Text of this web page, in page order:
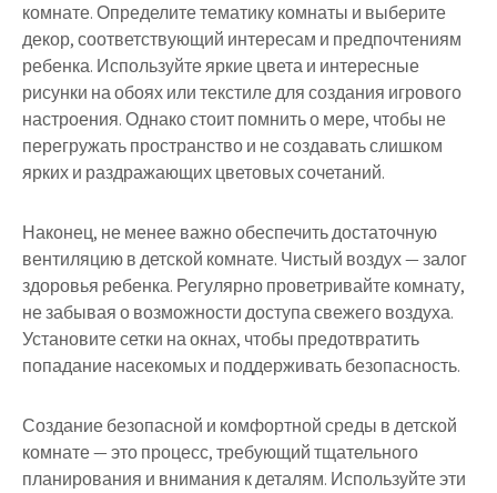
комнате. Определите тематику комнаты и выберите
декор, соответствующий интересам и предпочтениям
ребенка. Используйте яркие цвета и интересные
рисунки на обоях или текстиле для создания игрового
настроения. Однако стоит помнить о мере, чтобы не
перегружать пространство и не создавать слишком
ярких и раздражающих цветовых сочетаний.
Наконец, не менее важно обеспечить достаточную
вентиляцию в детской комнате. Чистый воздух — залог
здоровья ребенка. Регулярно проветривайте комнату,
не забывая о возможности доступа свежего воздуха.
Установите сетки на окнах, чтобы предотвратить
попадание насекомых и поддерживать безопасность.
Создание безопасной и комфортной среды в детской
комнате — это процесс, требующий тщательного
планирования и внимания к деталям. Используйте эти